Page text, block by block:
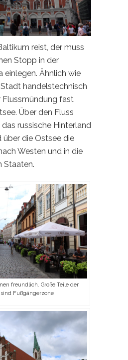
reist, der muss
Stopp in der
einlegen. Ähnlich wie
handelstechnisch
Flussmündung fast
Über den Fluss
russische Hinterland
über die Ostsee die
Westen und in die
Staaten.
freundlich. Große Teile der
Fußgängerzone